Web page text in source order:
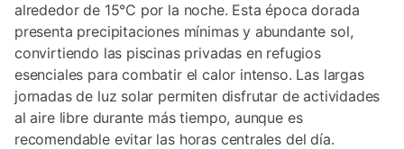
alrededor de 15°C por la noche. Esta época dorada
presenta precipitaciones mínimas y abundante sol,
convirtiendo las piscinas privadas en refugios
esenciales para combatir el calor intenso. Las largas
jornadas de luz solar permiten disfrutar de actividades
al aire libre durante más tiempo, aunque es
recomendable evitar las horas centrales del día.